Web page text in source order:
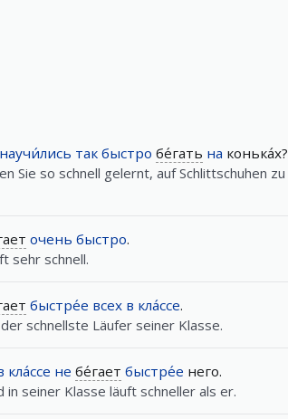
научи́лись так быстро бе́гать на конька́х?
Sie so schnell gelernt, auf Schlittschuhen zu
очень быстро.
sehr schnell.
быстре́е всех в кла́ссе.
schnellste Läufer seiner Klasse.
кла́ссе не бе́гает быстре́е него.
in seiner Klasse läuft schneller als er.